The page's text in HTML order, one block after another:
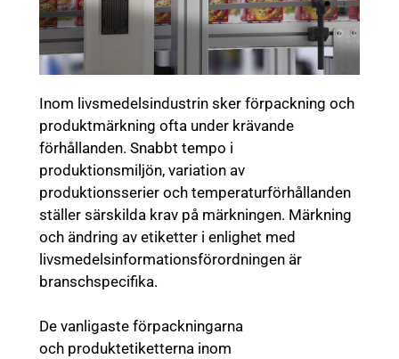
Inom livsmedelsindustrin sker förpackning och
produktmärkning ofta under krävande
förhållanden. Snabbt tempo i
produktionsmiljön, variation av
produktionsserier och temperaturförhållanden
ställer särskilda krav på märkningen. Märkning
och ändring av etiketter i enlighet med
livsmedelsinformationsförordningen är
branschspecifika.
De vanligaste förpackningarna
och produktetiketterna inom